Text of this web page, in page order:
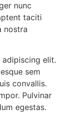
nunc
taciti
nostra
elit.
sem
convallis.
Pulvinar
egestas.